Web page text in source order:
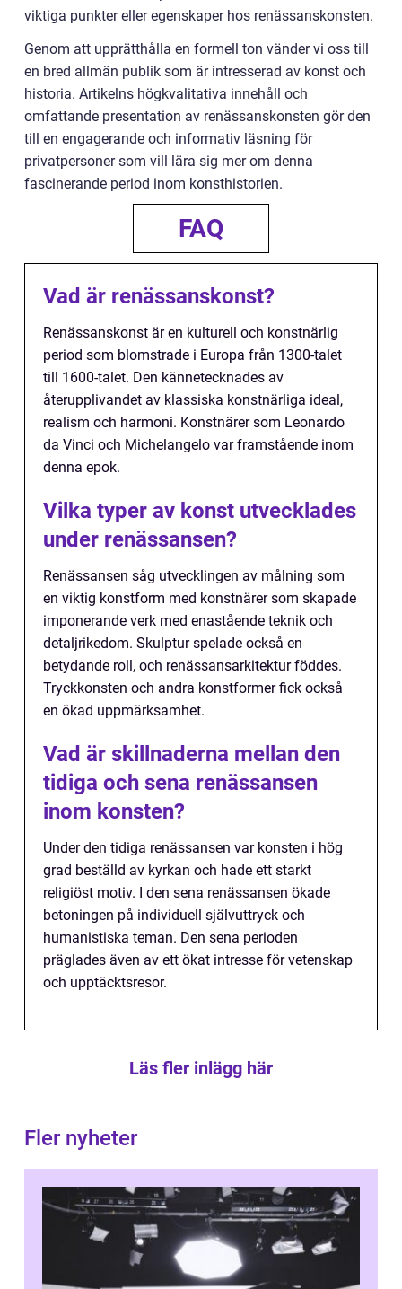
viktiga punkter eller egenskaper hos renässanskonsten.
Genom att upprätthålla en formell ton vänder vi oss till
en bred allmän publik som är intresserad av konst och
historia. Artikelns högkvalitativa innehåll och
omfattande presentation av renässanskonsten gör den
till en engagerande och informativ läsning för
privatpersoner som vill lära sig mer om denna
fascinerande period inom konsthistorien.
FAQ
Vad är renässanskonst?
Renässanskonst är en kulturell och konstnärlig
period som blomstrade i Europa från 1300-talet
till 1600-talet. Den kännetecknades av
återupplivandet av klassiska konstnärliga ideal,
realism och harmoni. Konstnärer som Leonardo
da Vinci och Michelangelo var framstående inom
denna epok.
Vilka typer av konst utvecklades
under renässansen?
Renässansen såg utvecklingen av målning som
en viktig konstform med konstnärer som skapade
imponerande verk med enastående teknik och
detaljrikedom. Skulptur spelade också en
betydande roll, och renässansarkitektur föddes.
Tryckkonsten och andra konstformer fick också
en ökad uppmärksamhet.
Vad är skillnaderna mellan den
tidiga och sena renässansen
inom konsten?
Under den tidiga renässansen var konsten i hög
grad beställd av kyrkan och hade ett starkt
religiöst motiv. I den sena renässansen ökade
betoningen på individuell självuttryck och
humanistiska teman. Den sena perioden
präglades även av ett ökat intresse för vetenskap
och upptäcktsresor.
Läs fler inlägg här
Fler nyheter